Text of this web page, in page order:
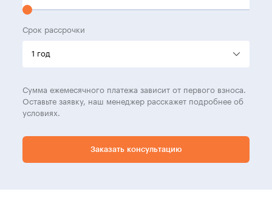
Срок рассрочки
Сумма ежемесячного платежа зависит от первого взноса.
Оставьте заявку, наш менеджер расскажет подробнее об
условиях.
Заказать консультацию